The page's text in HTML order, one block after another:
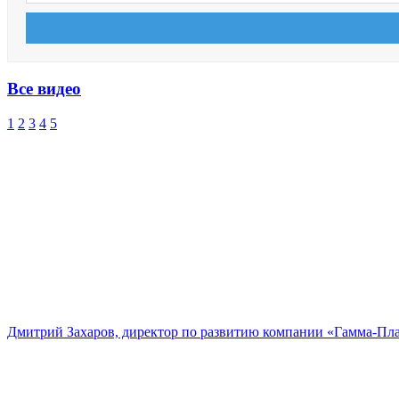
Все видео
1 2 3 4 5
Дмитрий Захаров, директор по развитию компании «Гамма-